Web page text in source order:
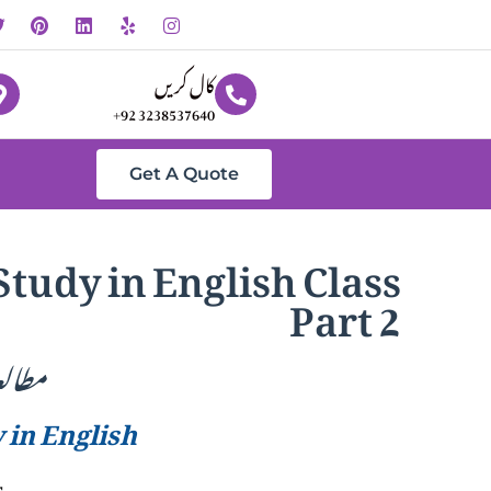
کال کریں
+92 3238537640
Get A Quote
Part 2
English